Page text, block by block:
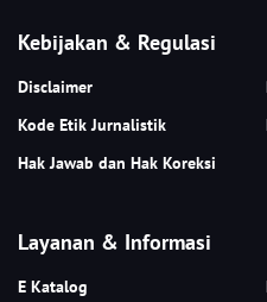
Kebijakan & Regulasi
Disclaimer
Kode Etik Jurnalistik
Hak Jawab dan Hak Koreksi
Layanan & Informasi
E Katalog